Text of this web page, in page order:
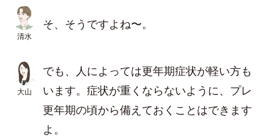
清水
そ、そうですよね〜。
大山
でも、人によっては更年期症状が軽い方も
います。症状が重くならないように、プレ
更年期の頃から備えておくことはできます
よ。